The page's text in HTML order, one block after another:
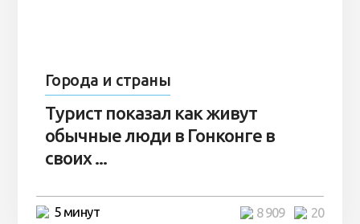
Города и страны
Турист показал как живут
обычные люди в Гонконге в
своих ...
5 минут 20
8 909